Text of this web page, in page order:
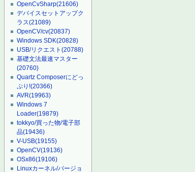
OpenCvSharp(21606)
デバイスセットアップク
ラス(21089)
OpenCV/cv(20837)
Windows SDK(20828)
USB/リクエスト(20788)
基礎文法最速マスター
(20760)
Quartz Composerにどっ
ぷり!(20366)
AVR(19963)
Windows 7
Loader(19879)
tokkyo/買った物/電子部
品(19436)
V-USB(19155)
OpenCV(19136)
OSx86(19106)
Linuxカーネル/バージョ